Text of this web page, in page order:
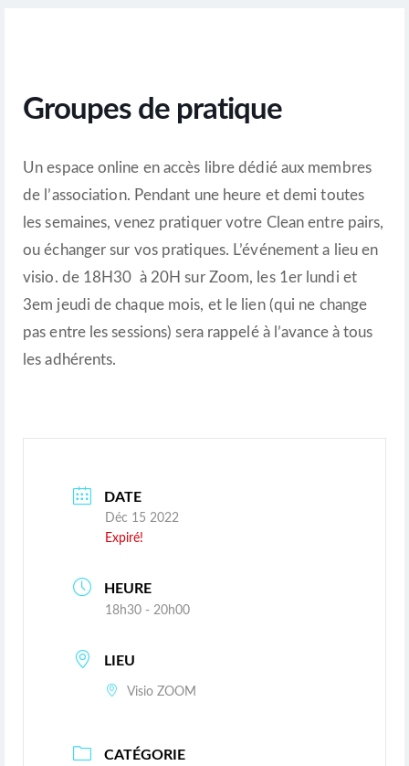
Groupes de pratique
Un espace online en accès libre dédié aux membres
de l’association. Pendant une heure et demi toutes
les semaines, venez pratiquer votre Clean entre pairs,
ou échanger sur vos pratiques. L’événement a lieu en
visio. de 18H30 à 20H sur Zoom, les 1er lundi et
3em jeudi de chaque mois, et le lien (qui ne change
pas entre les sessions) sera rappelé à l’avance à tous
les adhérents.
DATE
Déc 15 2022
Expiré!
HEURE
18h30 - 20h00
LIEU
Visio ZOOM
CATÉGORIE